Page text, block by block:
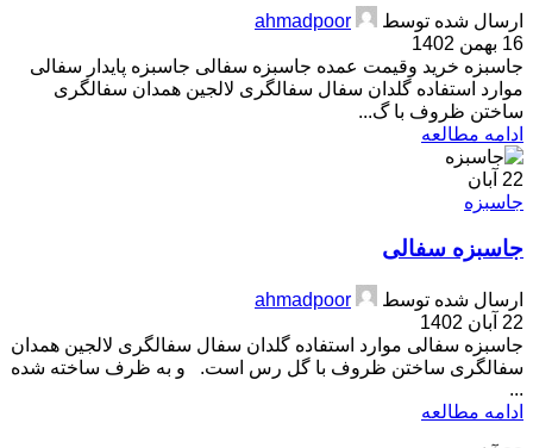
ارسال شده توسط
ahmadpoor
16 بهمن 1402
جاسبزه خرید وقیمت عمده جاسبزه سفالی جاسبزه پایدار سفالی
موارد استفاده گلدان سفال سفالگری لالجین همدان سفالگری
ساختن ظروف با گ...
ادامه مطالعه
22 آبان
جاسبزه
جاسبزه سفالی
ارسال شده توسط
ahmadpoor
22 آبان 1402
جاسبزه سفالی موارد استفاده گلدان سفال سفالگری لالجین همدان
سفالگری ساختن ظروف با گل رس است. و به ظرف ساخته شده
...
ادامه مطالعه